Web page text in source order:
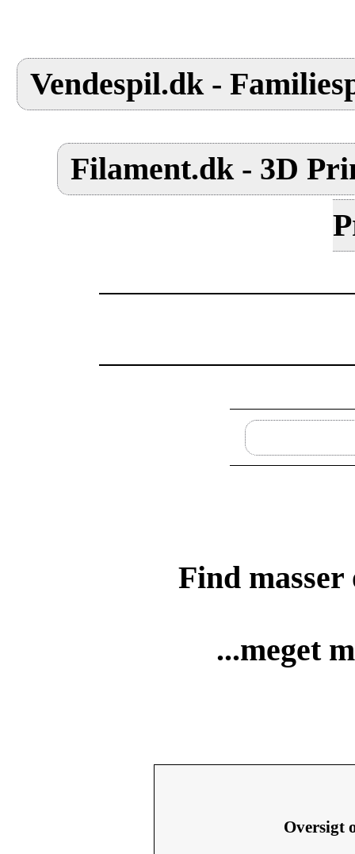
Vendespil.dk -
Filament.dk - 3D
Find
...meget
Oversigt